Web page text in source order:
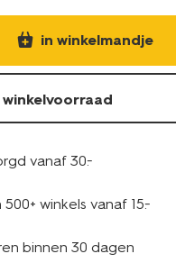
in winkelmandje
winkelvoorraad
vanaf 30.-
winkels vanaf 15.-
binnen 30 dagen